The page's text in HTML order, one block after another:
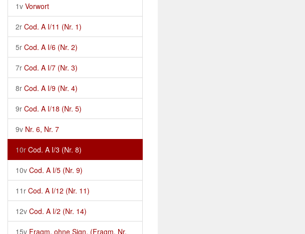
1v Vorwort
2r Cod. A I/11 (Nr. 1)
5r Cod. A I/6 (Nr. 2)
7r Cod. A I/7 (Nr. 3)
8r Cod. A I/9 (Nr. 4)
9r Cod. A I/18 (Nr. 5)
9v Nr. 6, Nr. 7
10r Cod. A I/3 (Nr. 8)
10v Cod. A I/5 (Nr. 9)
11r Cod. A I/12 (Nr. 11)
12v Cod. A I/2 (Nr. 14)
15v Fragm. ohne Sign. (Fragm. Nr.